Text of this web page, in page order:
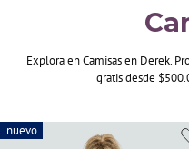
Explora en Camisas en Derek.
gratis desde
nuevo